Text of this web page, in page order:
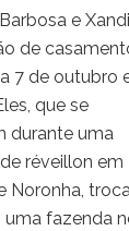
e
de
7 de outubro
que se
durante uma
réveillon em
Noronha,
uma fazenda